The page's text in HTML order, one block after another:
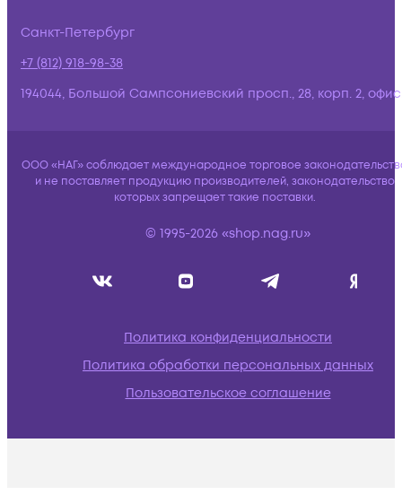
Санкт-Петербург
+7 (812) 918-98-38
194044, Большой Сампсониевский просп., 28, корп. 2,
ООО «НАГ» соблюдает международное торговое
и не поставляет продукцию производителей, законодательство
которых запрещает такие поставки.
© 1995-2026 «shop.nag.ru»
Политика конфиденциальности
Политика обработки персональных данных
Пользовательское соглашение